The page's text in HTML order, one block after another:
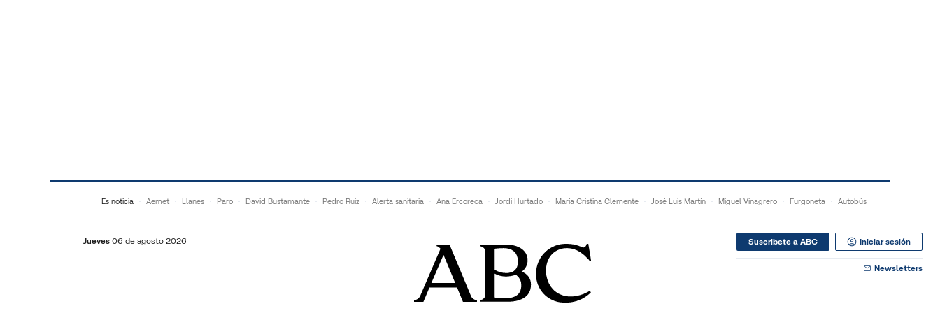
Es noticia Aemet Llanes Paro David Bustamante Pedro Ruiz Alerta sanitaria Ana Ercoreca Jordi Hurtado María Cristina Clemente José Luis Martín Miguel Vinagrero Furgoneta Autobús
Jueves 06 de agosto 2026 Suscribete a ABC Iniciar sesión
Newsletters